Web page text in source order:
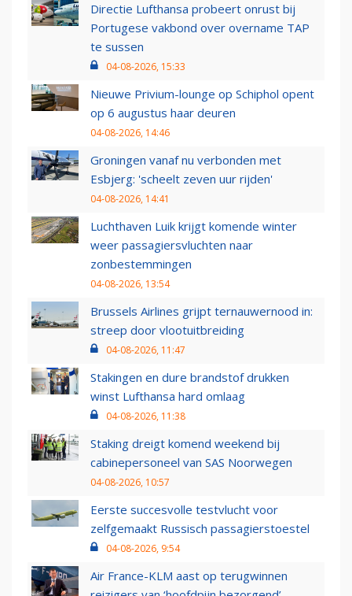
Directie Lufthansa probeert onrust bij
Portugese vakbond over overname TAP
te sussen
04-08-2026, 15:33
Nieuwe Privium-lounge op Schiphol opent
op 6 augustus haar deuren
04-08-2026, 14:46
Groningen vanaf nu verbonden met
Esbjerg: 'scheelt zeven uur rijden'
04-08-2026, 14:41
Luchthaven Luik krijgt komende winter
weer passagiersvluchten naar
zonbestemmingen
04-08-2026, 13:54
Brussels Airlines grijpt ternauwernood in:
streep door vlootuitbreiding
04-08-2026, 11:47
Stakingen en dure brandstof drukken
winst Lufthansa hard omlaag
04-08-2026, 11:38
Staking dreigt komend weekend bij
cabinepersoneel van SAS Noorwegen
04-08-2026, 10:57
Eerste succesvolle testvlucht voor
zelfgemaakt Russisch passagierstoestel
04-08-2026, 9:54
Air France-KLM aast op terugwinnen